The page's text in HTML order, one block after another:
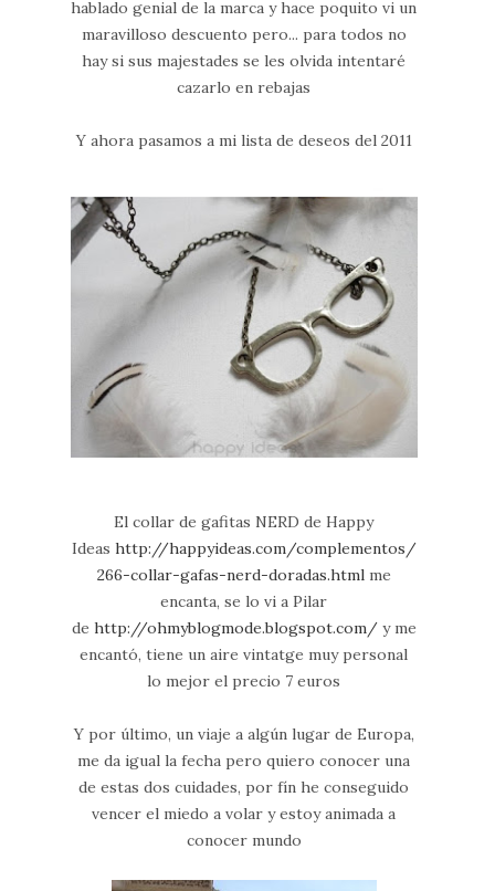
hablado genial de la marca y hace poquito vi un
maravilloso descuento pero... para todos no
hay si sus majestades se les olvida intentaré
cazarlo en rebajas
Y ahora pasamos a mi lista de deseos del 2011
El collar de gafitas NERD de Happy
Ideas http://happyideas.com/complementos/
266-collar-gafas-nerd-doradas.htmlme
encanta, se lo vi a Pilar
de http://ohmyblogmode.blogspot.com/y me
encantó, tiene un aire vintatge muy personal
lo mejor el precio 7 euros
Y por último, un viaje a algún lugar de Europa,
me da igual la fecha pero quiero conocer una
de estas dos cuidades, por fín he conseguido
vencer el miedo a volar y estoy animada a
conocer mundo